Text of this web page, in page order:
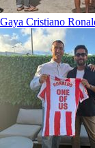
Gaya Cristiano